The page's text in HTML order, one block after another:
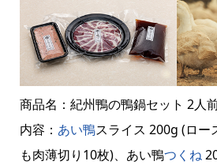
商品名：紀州鴨の鴨鍋セット 2人
内容： あい鴨スライス 200g (ロー
も肉薄切り10枚)、あい鴨つくね